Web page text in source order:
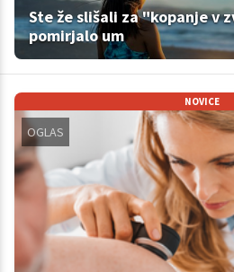
Ste že slišali za "kopanje v
pomirjalo um
NOVICE
OGLAS